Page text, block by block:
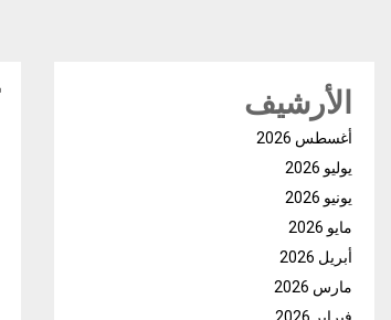
الأرشيف
أغسطس 2026
يوليو 2026
يونيو 2026
مايو 2026
أبريل 2026
مارس 2026